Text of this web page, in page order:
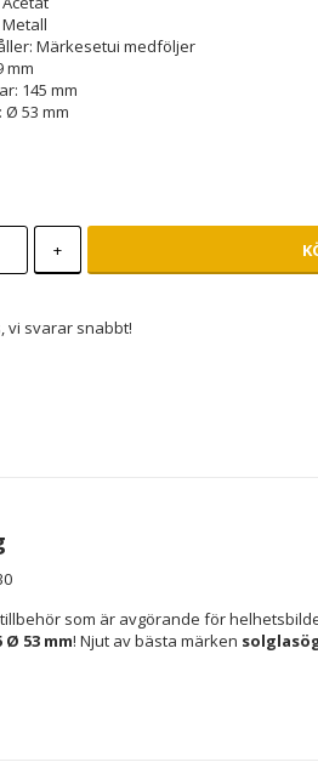
Metall
Märkesetui medföljer
mm
145 mm
Ø 53 mm
+
vi svarar snabbt!
som är avgörande för
Ø 53 mm! Njut av bästa märken